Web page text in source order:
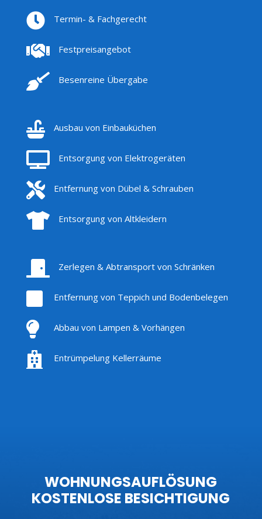
 Termin- & Fachgerecht
 Festpreisangebot
 Besenreine Übergabe
 Ausbau von Einbauküchen
 Entsorgung von Elektrogeräten
 Entfernung von Dübel & Schrauben
 Entsorgung von Altkleidern
 Zerlegen & Abtransport von Schränken
Entfernung von Teppich und Bodenbelegen
 Abbau von Lampen & Vorhängen
 Entrümpelung Kellerräume
WOHNUNGSAUFLÖSUNG
KOSTENLOSE BESICHTIGUNG